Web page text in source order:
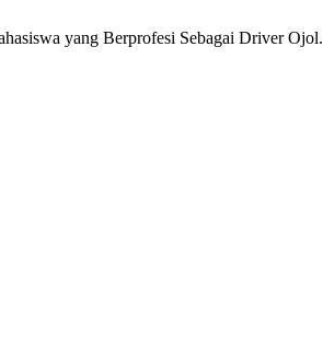
yang Berprofesi Sebagai Driver Ojol.